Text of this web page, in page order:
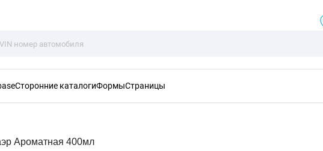
Сторонние каталогиФормыСтраницы
Ароматная 400мл